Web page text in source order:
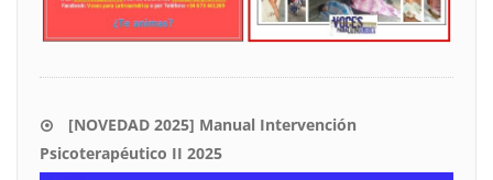
[NOVEDAD 2025] Manual Intervención
Psicoterapéutico II 2025